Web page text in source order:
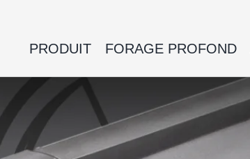
PRODUIT FORAGE PROFOND